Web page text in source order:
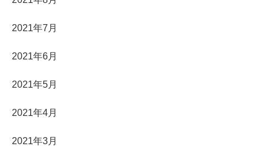
2021年7月
2021年6月
2021年5月
2021年4月
2021年3月